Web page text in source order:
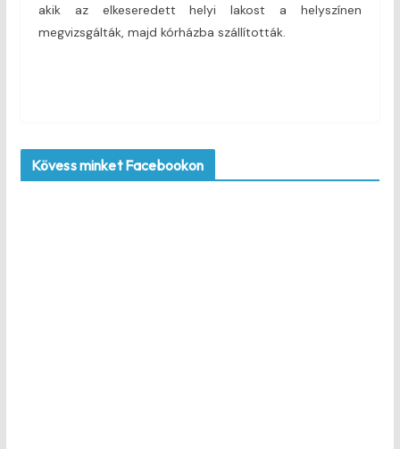
akik az elkeseredett helyi lakost a helyszínen
megvizsgálták, majd kórházba szállították.
Kövess minket Facebookon